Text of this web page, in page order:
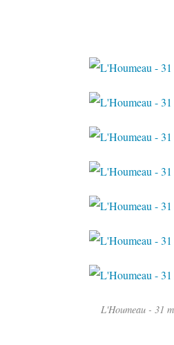
L'Houmeau - 31